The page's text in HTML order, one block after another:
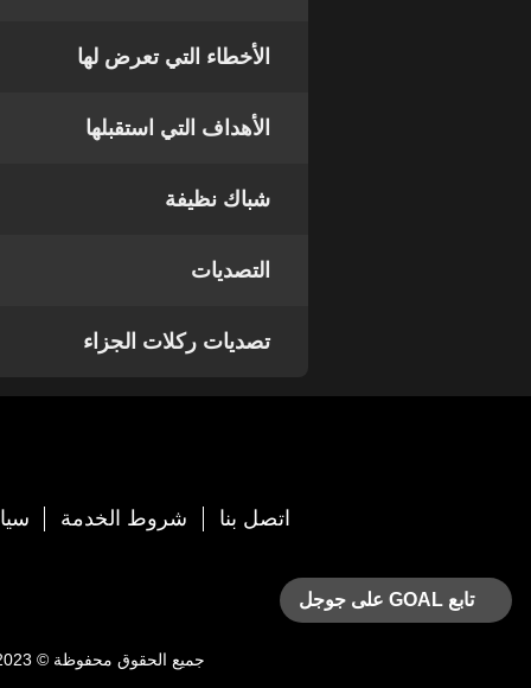
الأخطاء التي تعرض لها
الأهداف التي استقبلها
شباك نظيفة
التصديات
تصديات ركلات الجزاء
اتصل بنا شروط الخدمة
تابع GOAL على جوجل
جميع الحقوق محفوظة © 2023